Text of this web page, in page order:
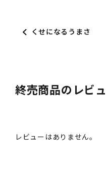
くせになるうまさ
終売商品のレビ